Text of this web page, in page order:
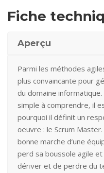
Fiche
Aperçu
Parmi les méthodes
plus convaincante pour
du domaine
simple à comprendre, il
pourquoi il définit un
oeuvre : le Scrum
bonne marche d’une
perd sa boussole agile
dériver et de perdre du